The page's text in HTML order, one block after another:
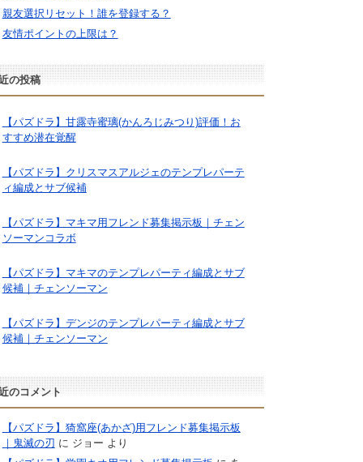
親友選択リセット！誰を登録する？
友情ポイントの上限は？
の投稿
【パズドラ】甘露寺蜜璃(かんろじみつり)評価！お
すすめ潜在覚醒
【パズドラ】クリスマスアルジェのテンプレパーテ
ィ編成とサブ候補
【パズドラ】マキマ用フレンド募集掲示板｜チェン
ソーマンコラボ
【パズドラ】マキマのテンプレパーティ編成とサブ
候補｜チェンソーマン
【パズドラ】デンジのテンプレパーティ編成とサブ
候補｜チェンソーマン
のコメント
【パズドラ】猗窩座(あかざ)用フレンド募集掲示板
｜鬼滅の刃 に ジョー より